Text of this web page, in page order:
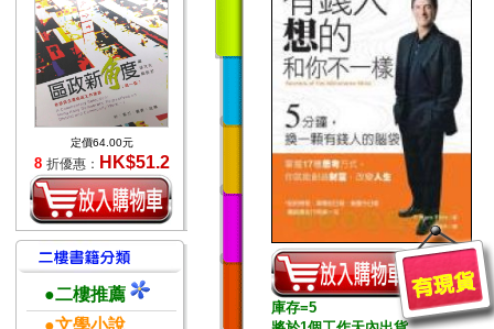
定價64.00元
8 折優惠： HK$51.2
●二樓推薦
●文學小說
庫存=5